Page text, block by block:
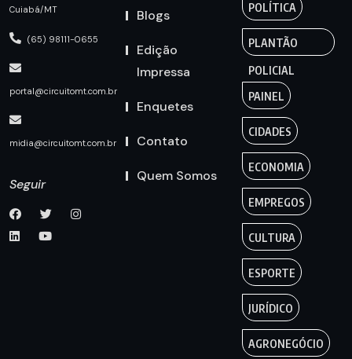
Cuiabá/MT
(65) 98111-0655
portal@circuitomt.com.br
midia@circuitomt.com.br
Seguir
Blogs
Edição
Impressa
Enquetes
Contato
Quem Somos
POLÍTICA
PLANTÃO
POLICIAL
PAINEL
CIDADES
ECONOMIA
EMPREGOS
CULTURA
ESPORTE
JURÍDICO
AGRONEGÓCIO